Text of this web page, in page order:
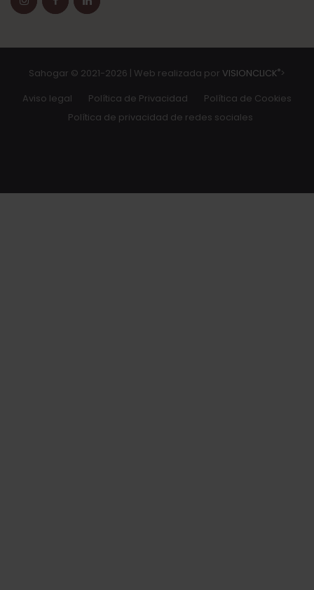
Sahogar © 2021-2026 | Web realizada por VISIONCLICK®>
Aviso legal Política de Privacidad
Política de Cookies
Política de privacidad de redes sociales